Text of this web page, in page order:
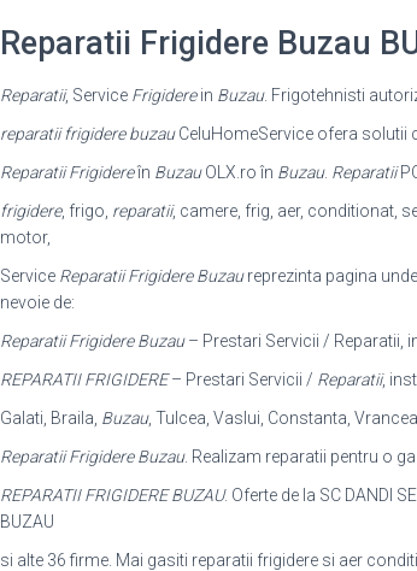
Reparatii Frigidere Buzau
Reparatii, Service Frigiderein Buzau. Frigotehnisti
reparatii frigidere buzauCeluHomeService ofera solutii
Reparatii Frigidereîn BuzauOLX.ro în Buzau. Reparatii
frigidere, frigo, reparatii, camere, frig, aer, conditionat,
motor,
Service Reparatii Frigidere Buzaureprezinta pagina
nevoie de:
Reparatii Frigidere Buzau– Prestari Servicii / Reparatii,
REPARATII FRIGIDERE– Prestari Servicii / Reparatii,
Galati, Braila, Buzau, Tulcea, Vaslui, Constanta,
Reparatii Frigidere Buzau. Realizam reparatii pentru o
REPARATII FRIGIDERE BUZAU. Oferte de la SC DANDI
BUZAU
si alte 36 firme. Mai gasiti reparatii frigidere si aer